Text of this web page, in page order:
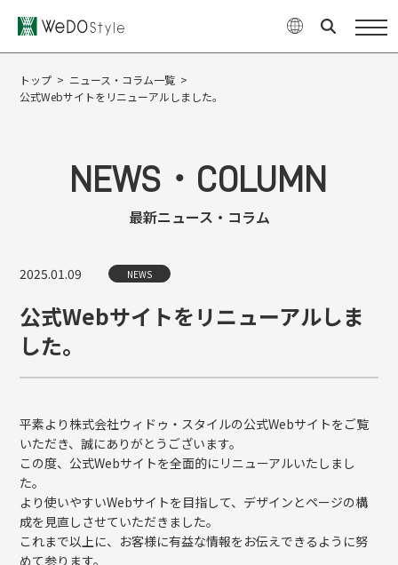
商品
企業情報 お問い合せ
トップ > ニュース・コラム一覧 >
公式Webサイトをリニューアルしました。
NEWS・COLUMN
最新ニュース・コラム
2025.01.09 NEWS
公式Webサイトをリニューアルしま
した。
平素より株式会社ウィドゥ・スタイルの公式Webサイトをご覧
いただき、誠にありがとうございます。
この度、公式Webサイトを全面的にリニューアルいたしまし
た。
より使いやすいWebサイトを目指して、デザインとページの構
成を見直しさせていただきました。
これまで以上に、お客様に有益な情報をお伝えできるように努
めて参ります。